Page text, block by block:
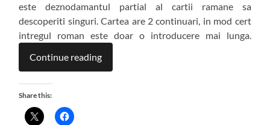
este deznodamantul partial al cartii ramane sa
descoperiti singuri. Cartea are 2 continuari, in mod cert
intregul roman este doar o introducere mai lunga.
Continue reading
Share this: